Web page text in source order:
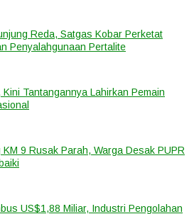
Reda, Satgas Kobar Perketat
Penyalahgunaan Pertalite
Tantangannya Lahirkan Pemain
9 Rusak Parah, Warga Desak PUPR
US$1,88 Miliar, Industri Pengolahan